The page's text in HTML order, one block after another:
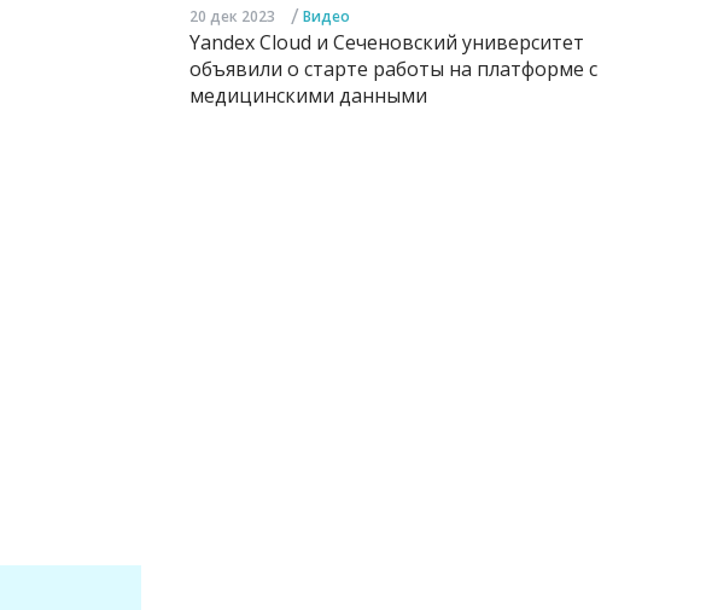
20 дек 2023 / Видео
Yandex Cloud и Сеченовский университет
объявили о старте работы на платформе с
медицинскими данными